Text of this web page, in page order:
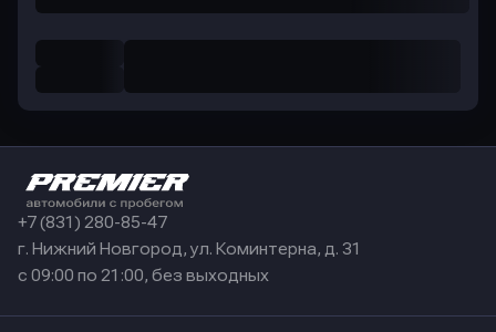
+7 (831) 280-85-47
г. Нижний Новгород, ул. Коминтерна, д. 31
с 09:00 по 21:00, без выходных